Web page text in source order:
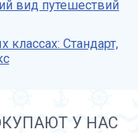
вид путешествий
классах: Стандарт,
У НАС